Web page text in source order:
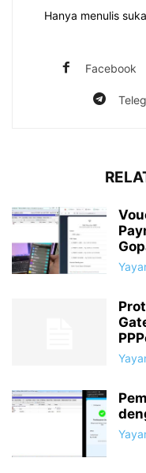
Hanya menulis
Facebook